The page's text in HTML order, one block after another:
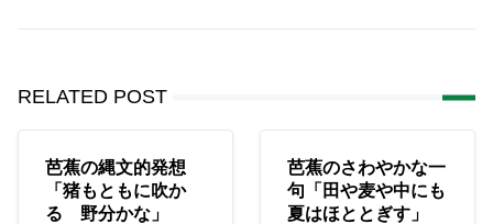
RELATED POST
芭蕉の縄文的発想
「猪もともに吹か
るゝ野分かな」
芭蕉のさわやかな一
句「田や麦や中にも
夏はほととぎす」